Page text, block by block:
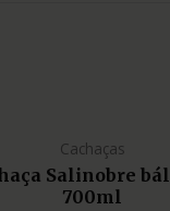
Cachaças
Salinobre
700ml